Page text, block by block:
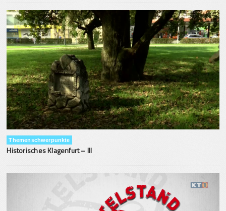
Themenschwerpunkte
Historisches Klagenfurt – III